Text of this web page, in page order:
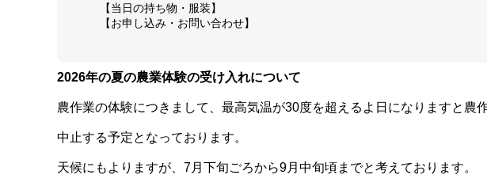
【当日の持ち物・服装】
【お申し込み・お問い合わせ】
2026年の夏の農業体験の受け入れについて
農作業の体験につきまして、最高気温が30度を超えるよ日になりますと農
中止する予定となっております。
天候にもよりますが、7月下旬ごろから9月中旬頃までと考えております。